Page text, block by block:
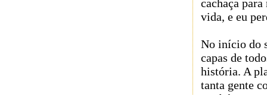
cachaça
vida, e eu
No início do
capas de
história. A
tanta gente